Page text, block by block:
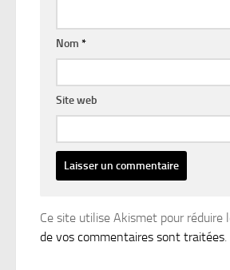
Nom *
Site web
Ce site utilise Akismet pour réduire
de vos commentaires sont traitées.